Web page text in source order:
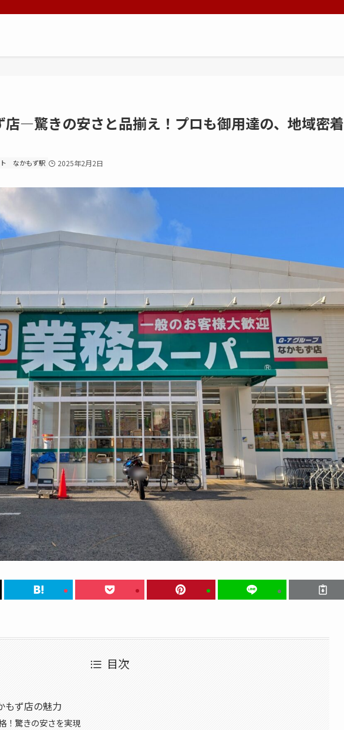
店—驚きの安さと品揃え！プロも御用達の、地域密着
なかもず駅 2025年2月2日
目次
もず店の魅力
！驚きの安さを実現